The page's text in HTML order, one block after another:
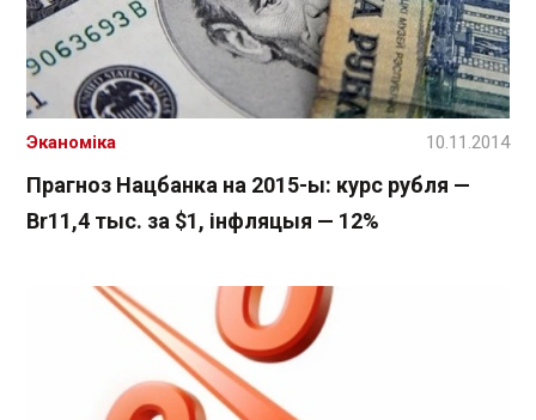
Прагноз Нацбанка на 2015-ы: курс рубля —
Br11,4 тыс. за $1, інфляцыя — 12%
Эканоміка 10.11.2014